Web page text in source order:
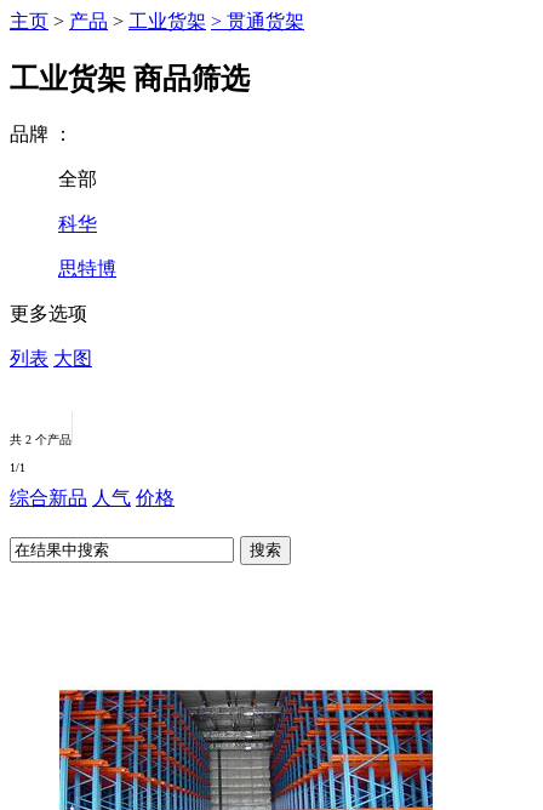
主页 > 产品 > 工业货架 > 贯通货架
工业货架 商品筛选
品牌 ：
全部
科华
思特博
更多选项
列表 大图
共 2 个产品
1/1
综合新品 人气 价格